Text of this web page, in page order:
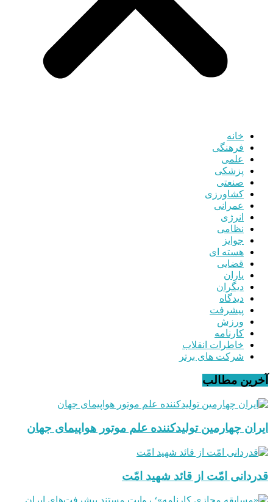
خانه
فرهنگی
علمی
پزشکی
صنعتی
کشاورزی
عمرانی
انرژی
نظامی
جوایز
هسته ای
قضایی
یاران
دیگران
دیدگاه
پیشرفت
ورزش
کارنامه
خاطرات انقلاب
شرکت های برتر
آخرین مطالب
ایران چهارمین تولیدکننده علم موتور هواپیمای جهان
قدردانی امّت از قائد شهید امّت